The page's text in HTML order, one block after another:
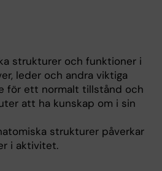
strukturer och funktioner i
leder och andra viktiga
för ett normalt tillstånd och
att ha kunskap om i sin
strukturer påverkar
i aktivitet.